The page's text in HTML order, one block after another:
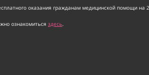
оказания гражданам медицинской помощи
ознакомиться здесь.